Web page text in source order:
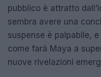
pubblico è attratto
sembra avere una
suspense è palpabile,
come farà Maya a
nuove rivelazioni